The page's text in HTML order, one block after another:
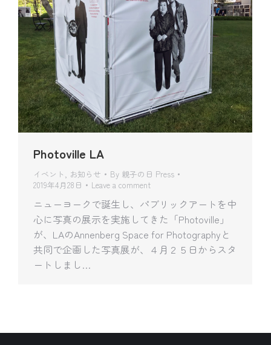
Photoville LA
イベント お知らせ By 親子の日 Press
2019年4月28日
Leave a comment
ニューヨークで誕生し、パブリックアートを中
心に写真の展示を実施してきた「Photoville」
が、LAのAnnenberg Space for Photographyと
共同で企画した写真展が、４月２５日からスタ
ートしまし…